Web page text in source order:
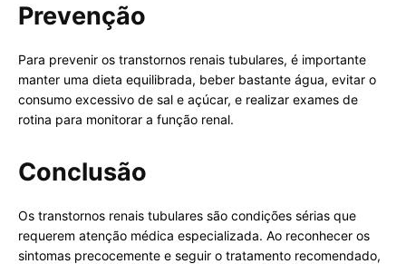
Prevenção
Para prevenir os transtornos renais tubulares, é importante
manter uma dieta equilibrada, beber bastante água, evitar o
consumo excessivo de sal e açúcar, e realizar exames de
rotina para monitorar a função renal.
Conclusão
Os transtornos renais tubulares são condições sérias que
requerem atenção médica especializada. Ao reconhecer os
sintomas precocemente e seguir o tratamento recomendado,